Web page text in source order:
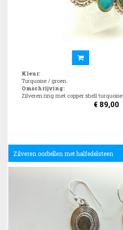
Kleur:
Turquoise / groen.
Omschrijving:
Zilveren ring met copper shell turquoise.
€ 89,00
Zilveren oorbellen met halfedelsteen